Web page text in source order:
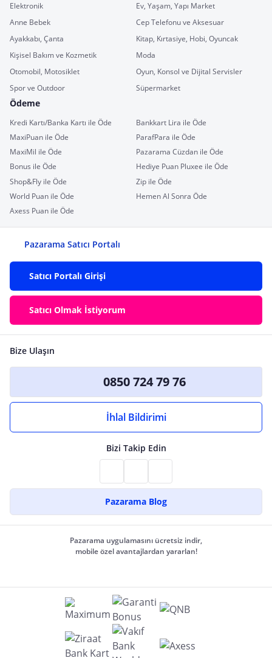
Elektronik
Ev, Yaşam, Yapı Market
Anne Bebek
Cep Telefonu ve Aksesuar
Ayakkabı, Çanta
Kitap, Kırtasiye, Hobi, Oyuncak
Kişisel Bakım ve Kozmetik
Moda
Otomobil, Motosiklet
Oyun, Konsol ve Dijital Servisler
Spor ve Outdoor
Süpermarket
Ödeme
Kredi Kartı/Banka Kartı ile Öde
Bankkart Lira ile Öde
MaxiPuan ile Öde
ParafPara ile Öde
MaxiMil ile Öde
Pazarama Cüzdan ile Öde
Bonus ile Öde
Hediye Puan Pluxee ile Öde
Shop&Fly ile Öde
Zip ile Öde
World Puan ile Öde
Hemen Al Sonra Öde
Axess Puan ile Öde
Pazarama Satıcı Portalı
Satıcı Portalı Girişi
Satıcı Olmak İstiyorum
Bize Ulaşın
0850 724 79 76
İhlal Bildirimi
Bizi Takip Edin
Pazarama Blog
Pazarama uygulamasını ücretsiz indir,
mobile özel avantajlardan yararlan!